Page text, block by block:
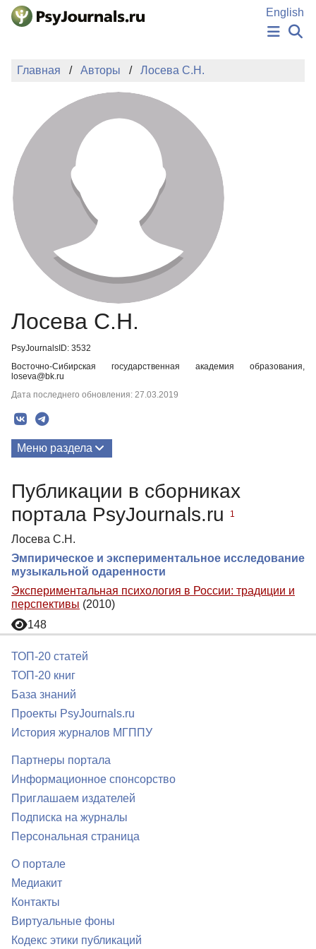
Перейти к основному содержанию
English
НОВОСТИ
АВТОРЫ
ПОДАТЬ РУКОПИСЬ
БАЗА ЗНАНИЙ
КЛЮЧЕВЫЕ СЛОВА
Регистрация
Главная Авторы Лосева С.Н.
Лосева С.Н.
PsyJournalsID: 3532
Восточно-Сибирская государственная академия образования,
loseva@bk.ru
Дата последнего обновления: 27.03.2019
Меню раздела
Публикации в сборниках
портала PsyJournals.ru
1
Лосева С.Н.
Эмпирическое и экспериментальное исследование
музыкальной одаренности
Экспериментальная психология в России: традиции и
перспективы (2010)
148
ТОП-20 статей
ТОП-20 книг
База знаний
Проекты PsyJournals.ru
История журналов МГППУ
Партнеры портала
Информационное спонсорство
Приглашаем издателей
Подписка на журналы
Персональная страница
О портале
Медиакит
Контакты
Виртуальные фоны
Кодекс этики публикаций